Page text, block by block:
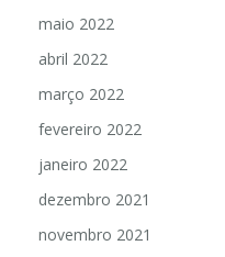
maio 2022
abril 2022
março 2022
fevereiro 2022
janeiro 2022
dezembro 2021
novembro 2021